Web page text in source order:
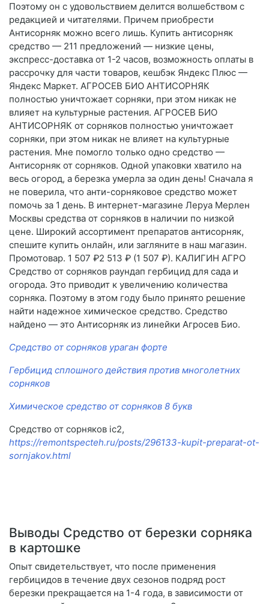
Поэтому он с удовольствием делится волшебством с
редакцией и читателями. Причем приобрести
Антисорняк можно всего лишь. Купить антисорняк
средство — 211 предложений — низкие цены,
экспресс-доставка от 1-2 часов, возможность оплаты в
рассрочку для части товаров, кешбэк Яндекс Плюс —
Яндекс Маркет. АГРОСЕВ БИО АНТИСОРНЯК
полностью уничтожает сорняки, при этом никак не
влияет на культурные растения. АГРОСЕВ БИО
АНТИСОРНЯК от сорняков полностью уничтожает
сорняки, при этом никак не влияет на культурные
растения. Мне помогло только одно средство —
Антисорняк от сорняков. Одной упаковки хватило на
весь огород, а березка умерла за один день! Сначала я
не поверила, что анти-сорняковое средство может
помочь за 1 день. В интернет-магазине Леруа Мерлен
Москвы средства от сорняков в наличии по низкой
цене. Широкий ассортимент препаратов антисорняк,
спешите купить онлайн, или загляните в наш магазин.
Промотовар. 1 507 ₽2 513 ₽ (1 507 ₽). КАЛИГИН АГРО
Средство от сорняков раундап гербицид для сада и
огорода. Это приводит к увеличению количества
сорняка. Поэтому в этом году было принято решение
найти надежное химическое средство. Средство
найдено — это Антисорняк из линейки Агросев Био.
Средство от сорняков ураган форте
Гербицид сплошного действия против многолетних
сорняков
Химическое средство от сорняков 8 букв
Средство от сорняков ic2,
https://remontspecteh.ru/posts/296133-kupit-preparat-ot-
sornjakov.html
Выводы Средство от березки сорняка
в картошке
Опыт свидетельствует, что после применения
гербицидов в течение двух сезонов подряд рост
березки прекращается на 1-4 года, в зависимости от